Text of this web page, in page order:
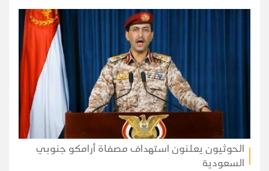
الحوثيون يعلنون استهداف مصفاة أرامكو جنوبي
السعودية